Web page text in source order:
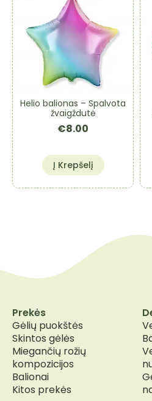
Helio balionas – Spalvota
žvaigždutė
€8.00
Į Krepšelį
Prekės
Gėlių puokštės
Skintos gėlės
Miegančių rožių
kompozicijos
Balionai
Kitos prekės